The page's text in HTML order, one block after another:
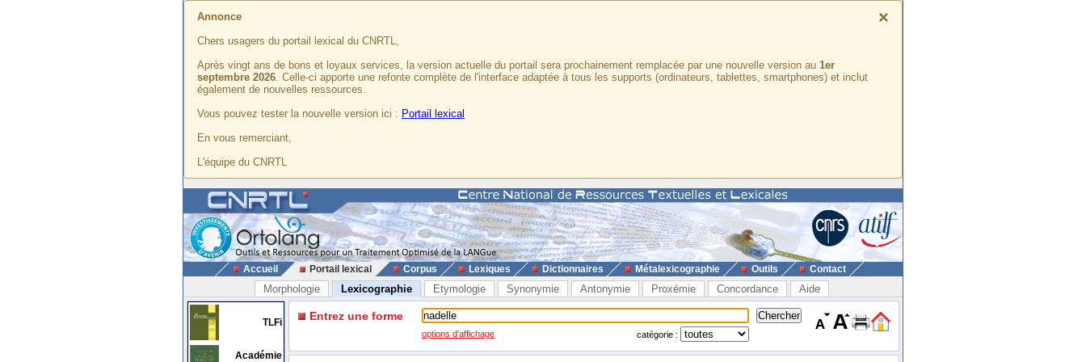
×
Annonce
Chers usagers du portail lexical du CNRTL,
Après vingt ans de bons et loyaux services, la version actuelle du portail sera prochainement remplacée par une nouvelle version au 1er
septembre 2026. Celle-ci apporte une refonte complète de l'interface adaptée à tous les supports (ordinateurs, tablettes, smartphones) et inclut
également de nouvelles ressources.
Vous pouvez tester la nouvelle version ici : Portail lexical
En vous remerciant,
L'équipe du CNRTL
Accueil Portail lexical Corpus Lexiques Dictionnaires Métalexicographie Outils Contact
Morphologie Lexicographie Etymologie Synonymie Antonymie Proxémie Concordance Aide
TLFi
Académie
Entrez une forme
options d'affichage catégorie :